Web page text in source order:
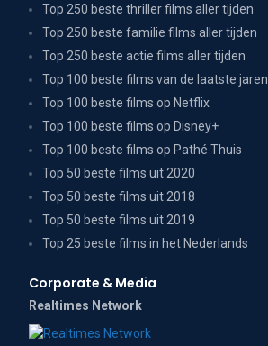
Top 250 beste thriller films aller tijden
Top 250 beste familie films aller tijden
Top 250 beste actie films aller tijden
Top 100 beste films van de laatste jaren
Top 100 beste films op Netflix
Top 100 beste films op Disney+
Top 100 beste films op Pathé Thuis
Top 50 beste films uit 2020
Top 50 beste films uit 2018
Top 50 beste films uit 2019
Top 25 beste films in het Nederlands
Corporate & Media
Realtimes Network